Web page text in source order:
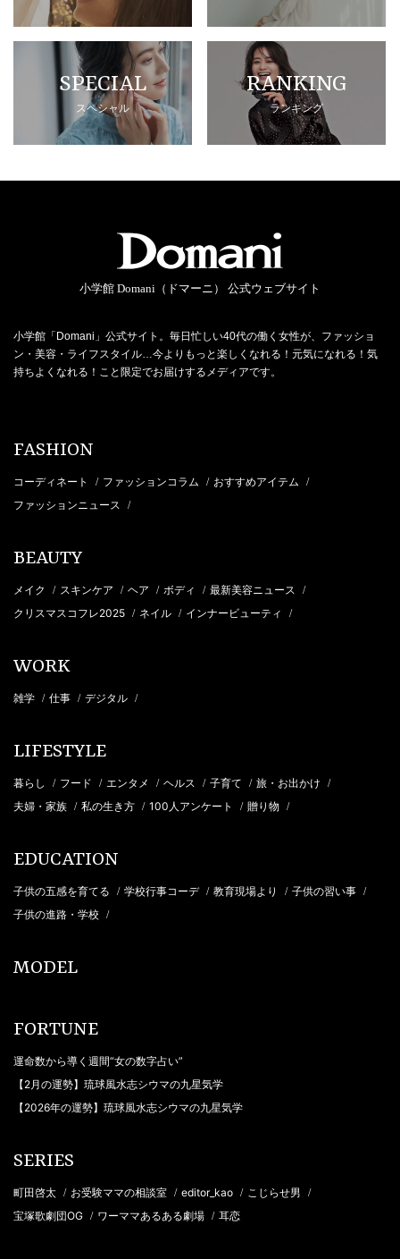
SPECIAL
スペシャル
RANKING
ランキング
小学館 Domani（ドマーニ） 公式ウェブサイト
小学館「Domani」公式サイト。毎日忙しい40代の働く女性が、ファッショ
ン・美容・ライフスタイル…今よりもっと楽しくなれる！元気になれる！気
持ちよくなれる！こと限定でお届けするメディアです。
FASHION
コーディネート / ファッションコラム / おすすめアイテム /
ファッションニュース /
BEAUTY
メイク / スキンケア / ヘア / ボディ / 最新美容ニュース /
クリスマスコフレ2025 / ネイル / インナービューティ /
WORK
雑学 / 仕事 / デジタル /
LIFESTYLE
暮らし / フード / エンタメ / ヘルス / 子育て / 旅・お出かけ /
夫婦・家族 / 私の生き方 / 100人アンケート / 贈り物 /
EDUCATION
子供の五感を育てる / 学校行事コーデ / 教育現場より / 子供の習い事 /
子供の進路・学校 /
MODEL
FORTUNE
運命数から導く週間“女の数字占い”
【2月の運勢】琉球風水志シウマの九星気学
【2026年の運勢】琉球風水志シウマの九星気学
SERIES
町田啓太 / お受験ママの相談室 / editor_kao / こじらせ男 /
宝塚歌劇団OG / ワーママあるある劇場 / 耳恋